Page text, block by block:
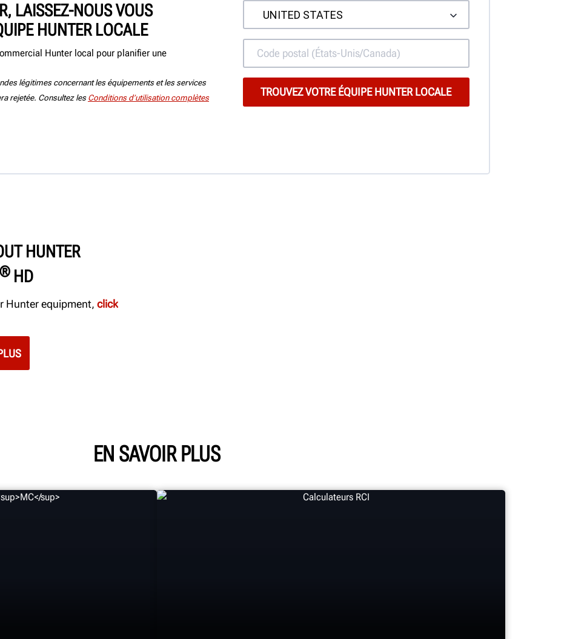
LAISSEZ-NOUS VOUS
HUNTER LOCALE
Hunter local pour planifier une
légitimes concernant les équipements et les services
rejetée. Consultez les Conditions d’utilisation complètes
HUNTER
®HD
Hunter equipment, click
EN SAVOIR PLUS